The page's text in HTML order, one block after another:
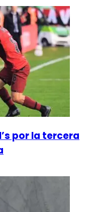
por la tercera